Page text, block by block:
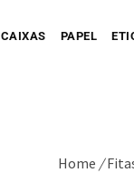
CAIXAS PAPEL
Home /